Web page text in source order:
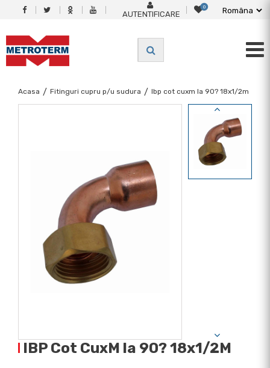
AUTENTIFICARE
0
Acasa / Fitinguri cupru p/u sudura / Ibp cot cuxm la 90? 18x1/2m
IBP Cot CuxM la 90? 18x1/2M